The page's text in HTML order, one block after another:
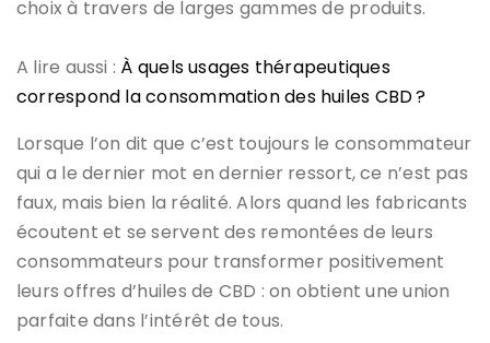
choix à travers de larges gammes de produits.
A lire aussi : À quels usages thérapeutiques
correspond la consommation des huiles CBD ?
Lorsque l’on dit que c’est toujours le consommateur
qui a le dernier mot en dernier ressort, ce n’est pas
faux, mais bien la réalité. Alors quand les fabricants
écoutent et se servent des remontées de leurs
consommateurs pour transformer positivement
leurs offres d’huiles de CBD : on obtient une union
parfaite dans l’intérêt de tous.